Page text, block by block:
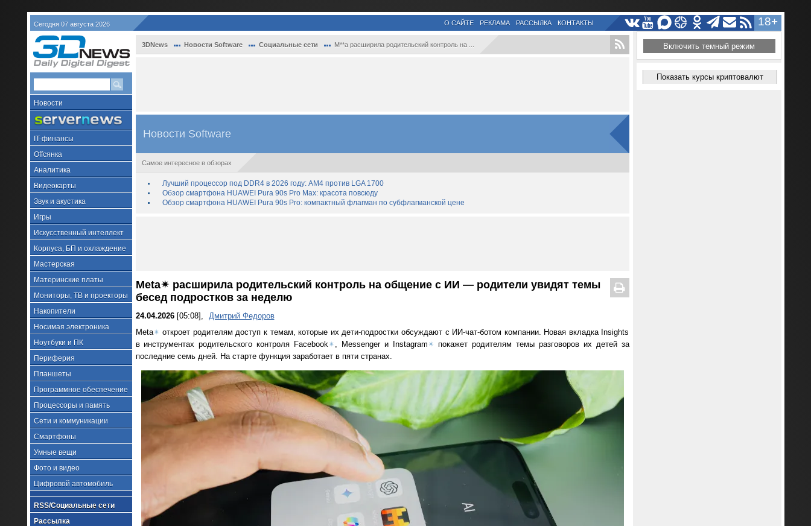
Сегодня 07 августа 2026 18+
О САЙТЕ РЕКЛАМА РАССЫЛКА КОНТАКТЫ
Новости
IT-финансы
Offсянка
Аналитика
Видеокарты
Звук и акустика
Игры
Искусственный интеллект
Корпуса, БП и охлаждение
Мастерская
Материнские платы
Мониторы, ТВ и проекторы
Накопители
Носимая электроника
Ноутбуки и ПК
Периферия
Планшеты
Программное обеспечение
Процессоры и память
Сети и коммуникации
Смартфоны
Умные вещи
Фото и видео
Цифровой автомобиль
RSS/Социальные сети
Рассылка
3DNews Новости Software Социальные сети M**a расширила родительский контроль на ...
Новости Software
Самое интересное в обзорах
Лучший процессор под DDR4 в 2026 году: AM4 против LGA 1700
Обзор смартфона HUAWEI Pura 90s Pro Max: красота повсюду
Обзор смартфона HUAWEI Pura 90s Pro: компактный флагман по субфлагманской цене
Meta✴ расширила родительский контроль на общение с ИИ — родители увидят темы
бесед подростков за неделю
24.04.2026[05:08],
Дмитрий Федоров
Meta✴ откроет родителям доступ к темам, которые их дети-подростки обсуждают с ИИ-чат-ботом компании. Новая вкладка Insights
в инструментах родительского контроля Facebook✴ , Messenger и Instagram✴ покажет родителям темы разговоров их детей за
последние семь дней. На старте функция заработает в пяти странах.
Включить темный режим
Показать курсы криптовалют